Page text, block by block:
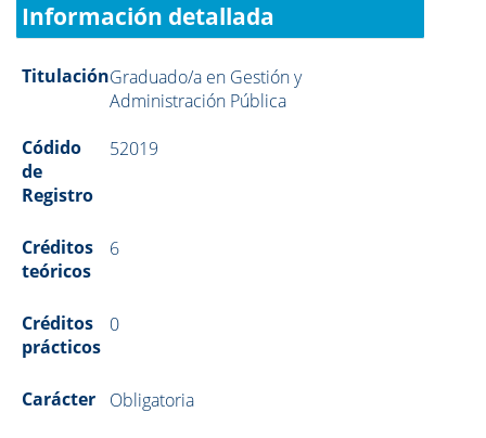
Información detallada
TitulaciónGraduado/a en Gestión y
Administración Pública
Códido
de
Registro
52019
Créditos
teóricos
6
Créditos
prácticos
0
Carácter Obligatoria